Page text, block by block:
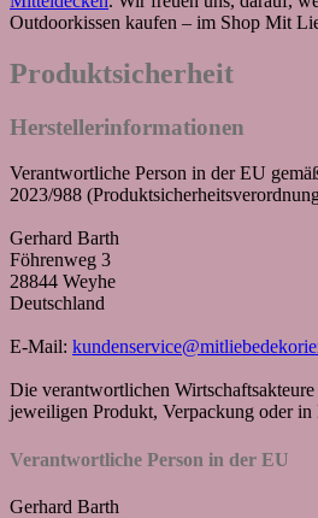
Outdoorkissen kaufen – im Shop Mit
Produktsicherheit
Herstellerinformationen
Verantwortliche Person in der EU
2023/988
Gerhard Barth
Föhrenweg 3
28844 Weyhe
Deutschland
E-Mail:
Die verantwortlichen
jeweiligen Produkt, Verpackung oder in
Verantwortliche Person in der EU
Gerhard Barth